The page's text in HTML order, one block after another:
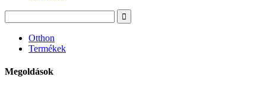
Otthon
Termékek
Megoldások